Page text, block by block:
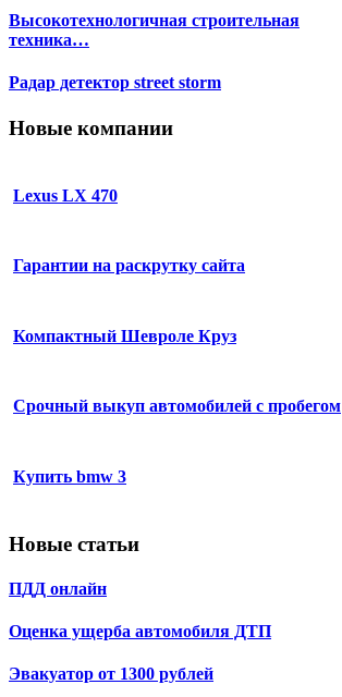
Высокотехнологичная строительная
техника…
Радар детектор street storm
Новые компании
Lexus LX 470
Гарантии на раскрутку сайта
Компактный Шевроле Круз
Срочный выкуп автомобилей с пробегом
Купить bmw 3
Новые статьи
ПДД онлайн
Оценка ущерба автомобиля ДТП
Эвакуатор от 1300 рублей